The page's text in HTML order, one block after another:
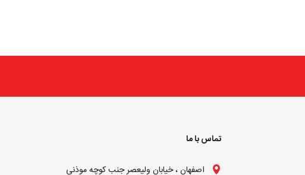
تماس با ما
اصفهان ، خیابان ولیعصر جنب کوچه موذنی